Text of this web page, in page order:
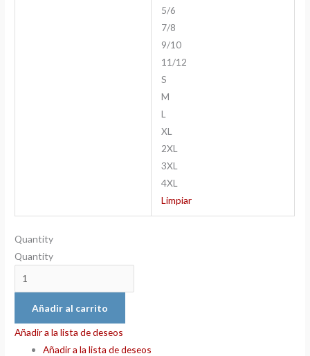
5/6
7/8
9/10
11/12
S
M
L
XL
2XL
3XL
4XL
Limpiar
Quantity
Quantity
Añadir al carrito
Añadir a la lista de deseos
Añadir a la lista de deseos